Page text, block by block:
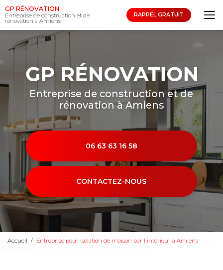
Aller
au
contenu
principal
GP RÉNOVATION
Entreprise de construction et de
rénovation à Amiens
RAPPEL GRATUIT
Entreprise de construction et de
rénovation à Amiens
06 63 63 16 58
CONTACTEZ-NOUS
Accueil Entreprise pour isolation de maison par l'intérieur à Amiens